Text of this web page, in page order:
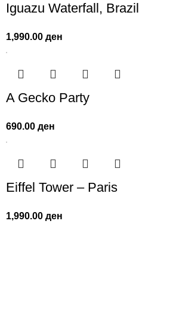
Iguazu Waterfall, Brazil
1,990.00ден
A Gecko Party
690.00ден
Eiffel Tower – Paris
1,990.00ден